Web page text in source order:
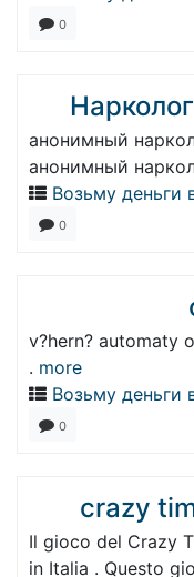
0
анонимный
анонимный
Возьму деньги
0
v?hern? automaty
. more
Возьму деньги
0
crazy
Il gioco del Crazy
in Italia . Questo